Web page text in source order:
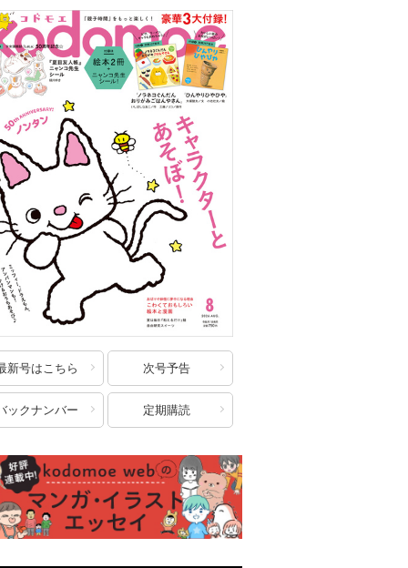
新号はこちら 次号予告
ックナンバー 定期購読